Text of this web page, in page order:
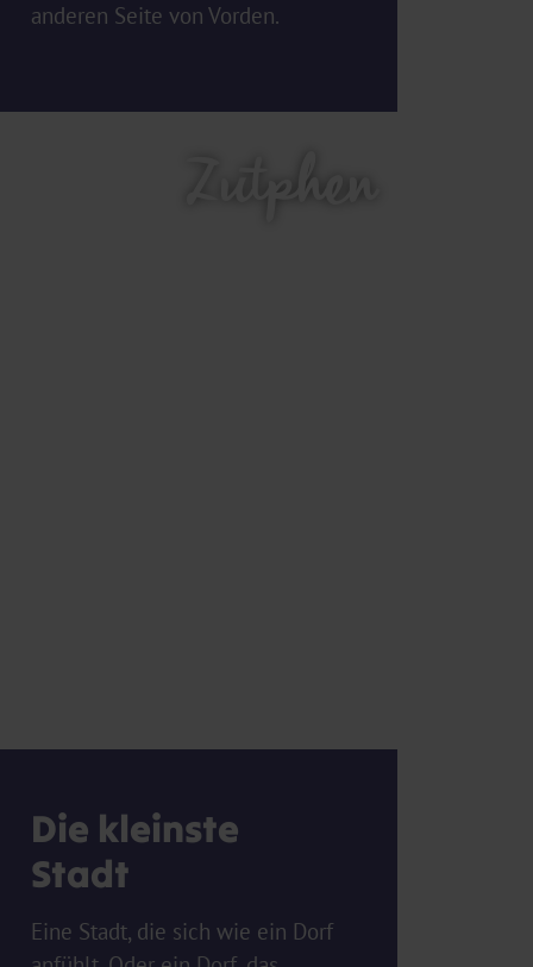
anderen Seite von Vorden.
Zutphen
Die kleinste
Stadt
Eine Stadt, die sich wie ein Dorf